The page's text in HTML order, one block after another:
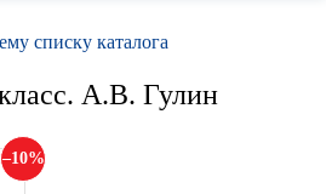
списку каталога
А.В. Гулин
10